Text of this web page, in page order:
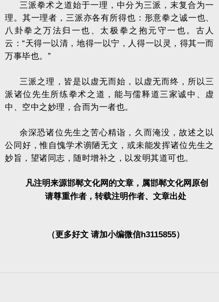
三派拳术之道始于一理，中分为三派，末复合为一
理。其一理者，三派亦各有所得也：形意拳之诚一也、
八卦拳之万法归一也、太极拳之抱元守一也。古人
云：“天得一以清，地得一以宁，人得一以灵，得其一而
万事毕也。”
三派之理，皆是以虚无而始，以虚无而终，所以三
派诸位先生所练拳术之道，能与儒释道三家诚中、虚
中、空中之妙理，合而为一者也。
余深恐诸位先生之苦心精诣，久而淹没，故述之以
公同好，惟自愧学术谫陋无文，或未能发挥诸位先生之
妙旨，望诸同志，随时增补之，以发明其道可也。
凡注明来源邯郸文化网的文章，属邯郸文化网原创
请尊重作者，转载注明作者、文章出处
（更多好文 请加小编微信h3115855）